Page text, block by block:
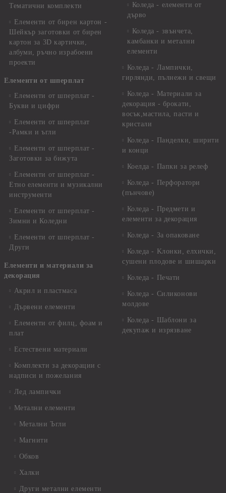
Тематични комплекти
Елементи от бирен картон -
Шейкър заготовки от бирен
картон за 3D картички,
албуми, ръчно израбоени
проекти
Елементи от шперплат
Елементи от шперплат -
Букви и цифри
Елементи от шперплат
-Рамки и ъгли
Елементи от шперплат -
Заготовки за бижута
Елементи от шперплат -
Етно елементи и музикални
инструменти
Елементи от шперплат -
Зимни и Коледни
Елементи от шперплат -
Други
Елементи и материали за
декорация
Акрил и пластмаса
Дървени елементи
Елементи от филц, фоам и
плат
Естествени материали
Комплекти за декорации с
надписи и пожелания
Лед лампички
Метални елементи
Метални Ъгли
Магнити
Обков
Халки
Други метални елементи
Коледа - елементи от
дърво
Коледа - звънчета,
камбанки и метални
елементи
Коледа - Лампички,
гирлянди, пълнежи и свещи
Коледа - Материали за
декорация - брокати,
восък,мастила, пасти и
кристали
Коледа - Панделки, ширити
и конци
Коелда - Папки за релеф
Коледа - Перфоратори
(пънчове)
Коледа - Предмети и
елементи за декорация
Коледа - За опаковане
Коледа - Kлонки, елхички,
сушени плодове и шишарки
Коледа - Печати
Коледа - Силиконови
молдове
Коледа - Шаблони за
декупаж и изрязване